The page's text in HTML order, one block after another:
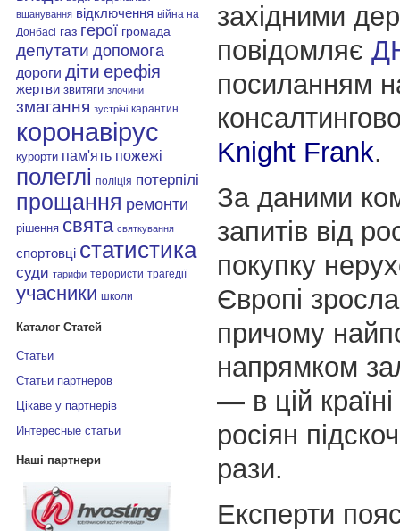
вшанування відключення війна на
Донбасі газ герої громада
депутати допомога
дороги діти ерефія
жертви звитяги злочини
змагання зустрічі карантин
коронавірус
курорти пам'ять пожежі
полеглі поліція потерпілі
прощання ремонти
рішення свята святкування
спортовці статистика
суди тарифи терористи трагедії
учасники школи
Каталог Статей
Статьи
Статьи партнеров
Цікаве у партнерів
Интересные статьи
Наші партнери
західними
повідомляє
посиланням
Knight Frank.
За даними
запитів від
покупку
Європі
причому
напрямком
— в цій
росіян
рази.
Експерти